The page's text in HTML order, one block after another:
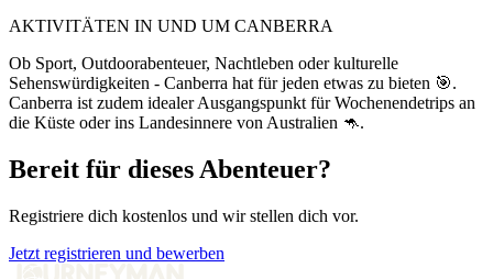
AKTIVITÄTEN IN UND UM CANBERRA
Ob Sport, Outdoorabenteuer, Nachtleben oder kulturelle
Sehenswürdigkeiten - Canberra hat für jeden etwas zu bieten 🎯.
Canberra ist zudem idealer Ausgangspunkt für Wochenendetrips an
die Küste oder ins Landesinnere von Australien 🦘.
Bereit für dieses Abenteuer?
Registriere dich kostenlos und wir stellen dich vor.
Jetzt registrieren und bewerben